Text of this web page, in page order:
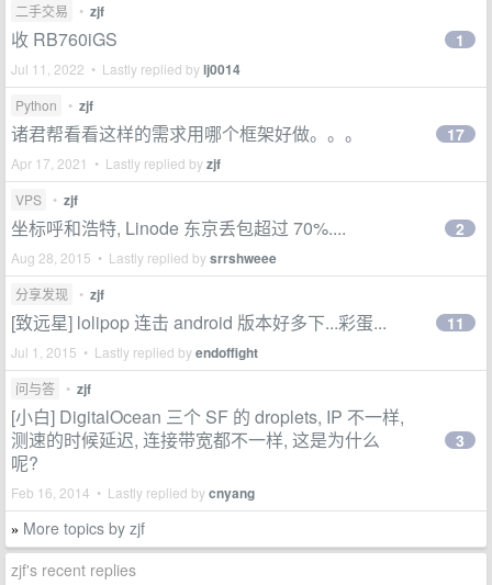
二手交易
• zjf
收 RB760iGS
Jul 11, 2022 • Lastly replied bylj0014
1
Python • zjf
诸君帮看看这样的需求用哪个框架好做。。。
Apr 17, 2021 • Lastly replied byzjf
17
VPS • zjf
坐标呼和浩特, Linode 东京丢包超过 70%....
Aug 28, 2015 • Lastly replied bysrrshweee
2
分享发现 • zjf
[致远星] lolipop 连击 android 版本好多下...彩蛋...
Jul 1, 2015 • Lastly replied byendoffight
11
问与答 • zjf
[小白] DigitalOcean 三个 SF 的 droplets, IP 不一样,
测速的时候延迟, 连接带宽都不一样, 这是为什么
呢?
Feb 16, 2014 • Lastly replied bycnyang
3
» More topics by zjf
zjf's recent replies